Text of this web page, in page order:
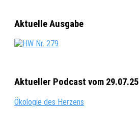
Aktuelle Ausgabe
Aktueller Podcast vom 29.07.25
Ökologie des Herzens